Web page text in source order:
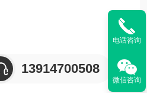
13914700508
电话咨询
微信咨询